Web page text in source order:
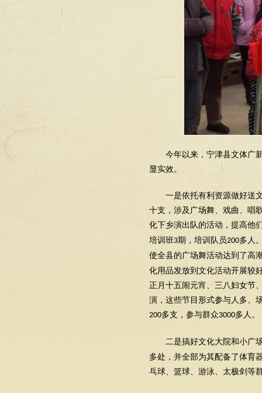
今年以来，宁津县文体广
显实效。
一是依托有利资源做好送
十支，涉及广场舞、戏曲、唱
化下乡演出队的活动，提高他
培训班3期，培训队员200多人
使全县的广场舞活动达到了高
化用品发放到文化活动开展较
正月十五闹元宵、三八妇女节
演，这些节目形式参与人多、
200多支，参与群众3000多人。
二是搞好文化大院和小广
多处，并全部为其配备了体育
乓球、篮球、游泳、太极剑等